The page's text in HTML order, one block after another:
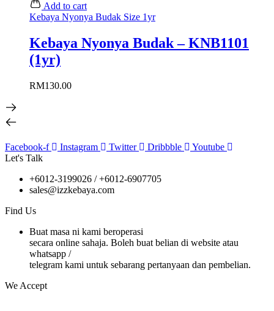
Add to cart
Kebaya Nyonya Budak Size 1yr
Kebaya Nyonya Budak – KNB1101
(1yr)
RM130.00
Facebook-f Instagram Twitter Dribbble
Youtube
Let's Talk
+6012-3199026 / +6012-6907705
sales@izzkebaya.com
Find Us
Buat masa ni kami beroperasi
secara online sahaja. Boleh buat belian di website atau
whatsapp /
telegram kami untuk sebarang pertanyaan dan pembelian.
We Accept